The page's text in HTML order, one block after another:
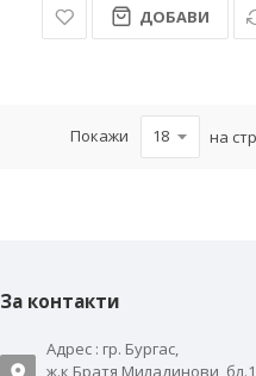
ДОБАВИ
Покажи на
За контакти
Адрес : гр. Бургас,
ж.к Братя Миладинови,